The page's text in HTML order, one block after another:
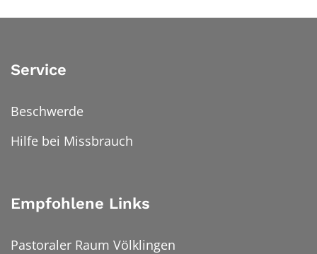
Service
Beschwerde
Hilfe bei Missbrauch
Empfohlene Links
Pastoraler Raum Völklingen